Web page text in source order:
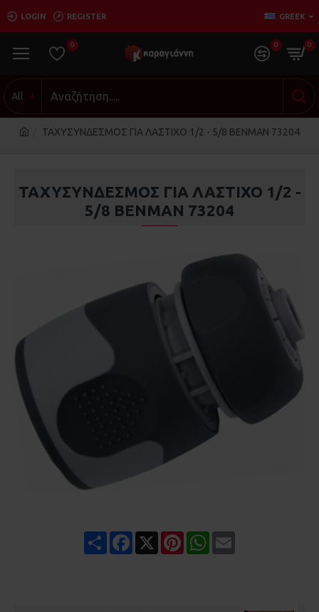
LOGIN REGISTER GREEK
0 0 0
All
ΤΑΧΥΣΥΝΔΕΣΜΟΣ ΓΙΑ ΛΑΣΤΙΧΟ 1/2 - 5/8 ΒΕΝΜΑΝ 73204
ΤΑΧΥΣΥΝΔΕΣΜΟΣ ΓΙΑ ΛΑΣΤΙΧΟ 1/2 -
5/8 ΒΕΝΜΑΝ 73204
Share Facebook PinterestWhatsApp